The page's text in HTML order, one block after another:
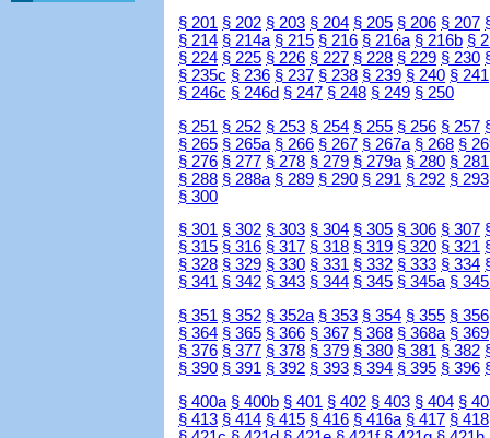
§ 201 § 202 § 203 § 204 § 205 § 206 § 207
§ 214 § 214a § 215 § 216 § 216a § 216b §
§ 224 § 225 § 226 § 227 § 228 § 229 § 230
§ 235c § 236 § 237 § 238 § 239 § 240 § 241
§ 246c § 246d § 247 § 248 § 249 § 250
§ 251 § 252 § 253 § 254 § 255 § 256 § 257
§ 265 § 265a § 266 § 267 § 267a § 268 §
§ 276 § 277 § 278 § 279 § 279a § 280 § 281
§ 288 § 288a § 289 § 290 § 291 § 292 § 293
§ 300
§ 301 § 302 § 303 § 304 § 305 § 306 § 307
§ 315 § 316 § 317 § 318 § 319 § 320 § 321
§ 328 § 329 § 330 § 331 § 332 § 333 § 334
§ 341 § 342 § 343 § 344 § 345 § 345a §
§ 351 § 352 § 352a § 353 § 354 § 355 § 356
§ 364 § 365 § 366 § 367 § 368 § 368a § 369
§ 376 § 377 § 378 § 379 § 380 § 381 § 382
§ 390 § 391 § 392 § 393 § 394 § 395 § 396
§ 400a § 400b § 401 § 402 § 403 § 404 §
§ 413 § 414 § 415 § 416 § 416a § 417 § 418